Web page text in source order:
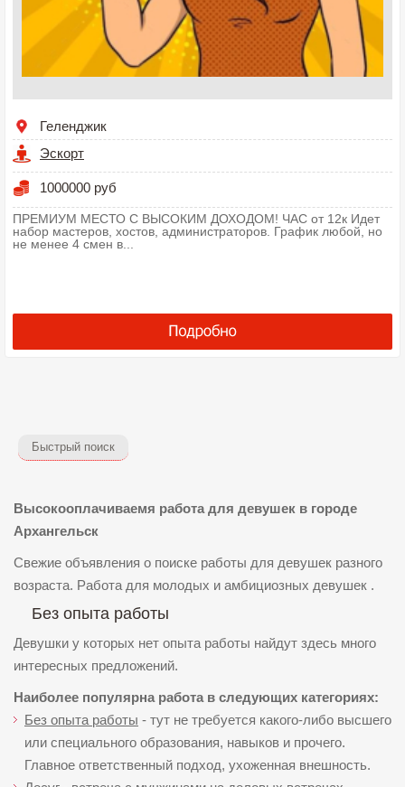
Геленджик
Эскорт
1000000 руб
ПРЕМИУМ МЕСТО С ВЫСОКИМ ДОХОДОМ! ЧАС от 12к Идет
набор мастеров, хостов, администраторов. График любой, но
не менее 4 смен в...
Быстрый поиск
Высокооплачиваемя работа для девушек в городе
Архангельск
Свежие объявления о поиске работы для девушек разного
возраста. Работа для молодых и амбициозных девушек .
Без опыта работы
Девушки у которых нет опыта работы найдут здесь много
интересных предложений.
Наиболее популярна работа в следующих категориях:
Без опыта работы - тут не требуется какого-либо высшего
или специального образования, навыков и прочего.
Главное ответственный подход, ухоженная внешность.